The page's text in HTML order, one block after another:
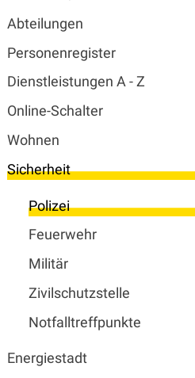
Abteilungen
Personenregister
Dienstleistungen A - Z
Online-Schalter
Wohnen
Sicherheit
Polizei
Feuerwehr
Militär
Zivilschutzstelle
Notfalltreffpunkte
Energiestadt